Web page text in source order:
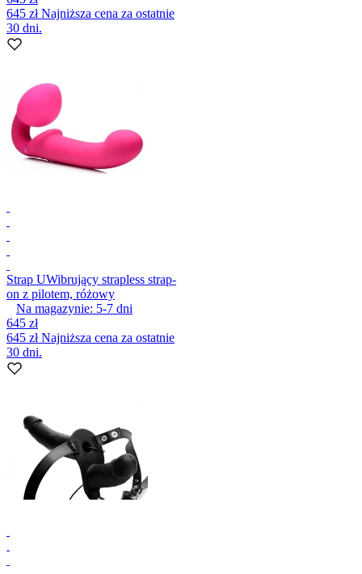
645 złNajniższa cena za ostatnie
30 dni.
Strap UWibrujący strapless strap-
on z pilotem, różowy
Na magazynie: 5-7 dni
645 zł
645 złNajniższa cena za ostatnie
30 dni.